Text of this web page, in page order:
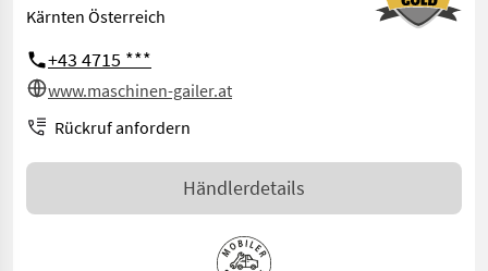
Kärnten Österreich
+43 4715 ***
www.maschinen-gailer.at
Rückruf anfordern
Händlerdetails